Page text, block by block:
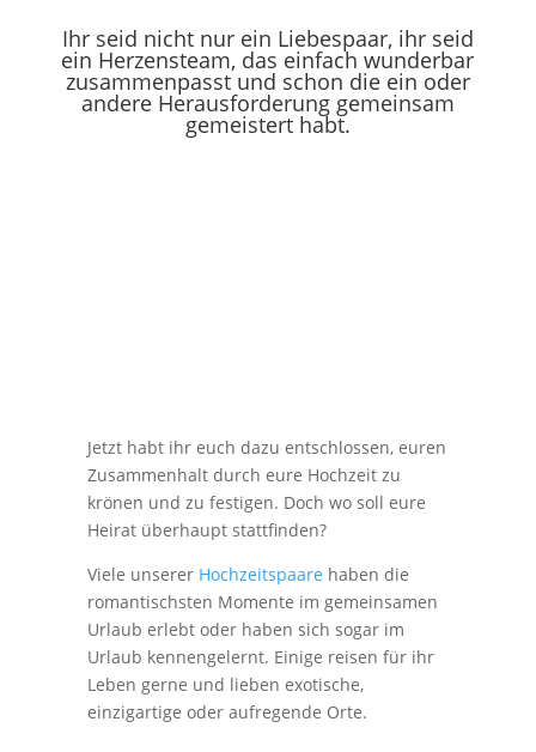
Ihr seid nicht nur ein Liebespaar, ihr seid
ein Herzensteam, das einfach wunderbar
zusammenpasst und schon die ein oder
andere Herausforderung gemeinsam
gemeistert habt.
Jetzt habt ihr euch dazu entschlossen, euren
Zusammenhalt durch eure Hochzeit zu
krönen und zu festigen. Doch wo soll eure
Heirat überhaupt stattfinden?
Viele unserer Hochzeitspaare haben die
romantischsten Momente im gemeinsamen
Urlaub erlebt oder haben sich sogar im
Urlaub kennengelernt. Einige reisen für ihr
Leben gerne und lieben exotische,
einzigartige oder aufregende Orte.